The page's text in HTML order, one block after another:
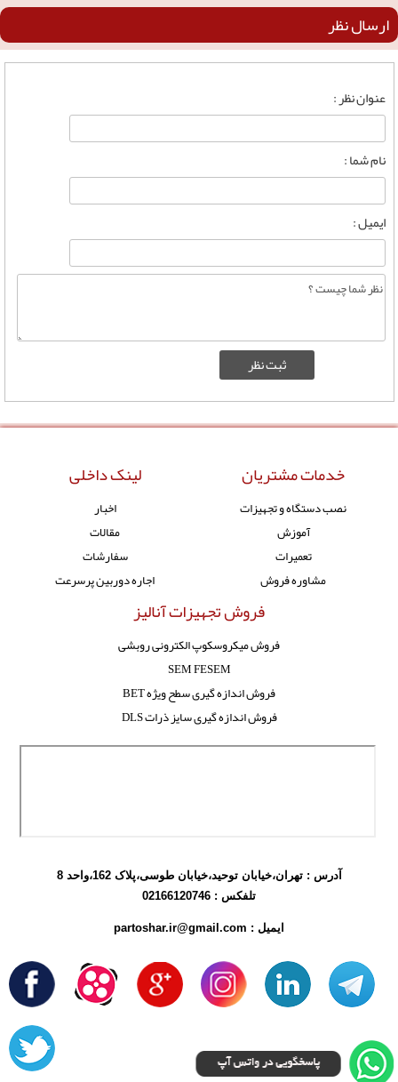
ارسال نظر
عنوان نظر :
نام شما :
ایمیل :
خدمات مشتریان
نصب دستگاه و تجهیزات
آموزش
تعمیرات
مشاوره فروش
لینک داخلی
اخبار
مقالات
سفارشات
اجاره دوربین پرسرعت
فروش تجهیزات آنالیز
فروش میکروسکوپ الکترونی روبشی
SEM FESEM
فروش اندازه گیری سطح ویژه BET
فروش اندازه گیری سایز ذرات DLS
آدرس : تهران،خیابان توحید،خیابان طوسی،پلاک 162،واحد 8
تلفکس :
ایمیل : partoshar.ir@gmail.com